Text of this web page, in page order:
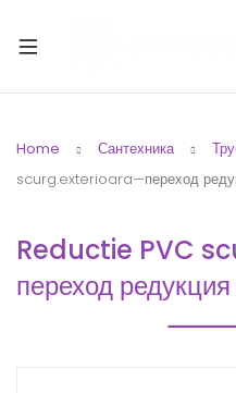
Home Сантехника
scurg.exterioara—переход
Reductie PVC
переход